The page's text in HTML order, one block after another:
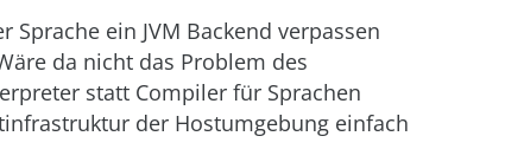
ein JVM Backend verpassen
da nicht das Problem des
statt Compiler für Sprachen
der Hostumgebung einfach